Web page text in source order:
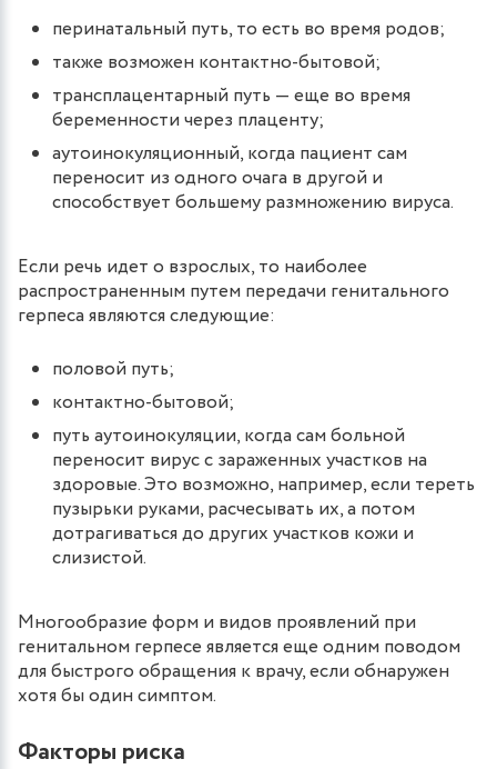
перинатальный путь, то есть во время родов;
также возможен контактно-бытовой;
трансплацентарный путь — еще во время
беременности через плаценту;
аутоинокуляционный, когда пациент сам
переносит из одного очага в другой и
способствует большему размножению вируса.
Если речь идет о взрослых, то наиболее
распространенным путем передачи генитального
герпеса являются следующие:
половой путь;
контактно-бытовой;
путь аутоинокуляции, когда сам больной
переносит вирус с зараженных участков на
здоровые. Это возможно, например, если тереть
пузырьки руками, расчесывать их, а потом
дотрагиваться до других участков кожи и
слизистой.
Многообразие форм и видов проявлений при
генитальном герпесе является еще одним поводом
для быстрого обращения к врачу, если обнаружен
хотя бы один симптом.
Факторы риска